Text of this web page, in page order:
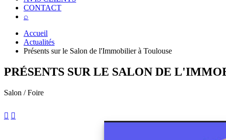
CONTACT
⌕
Accueil
Actualités
Présents sur le Salon de l'Immobilier à Toulouse
PRÉSENTS SUR LE SALON DE
Salon / Foire
 